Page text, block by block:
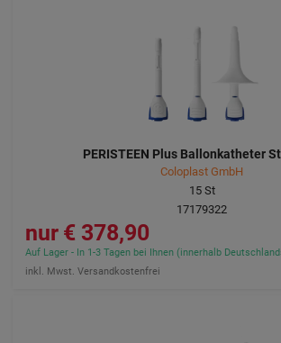
PERISTEEN Plus Ballonkatheter
Coloplast GmbH
15St
17179322
378,90 €
Auf Lager - In 1-3 Tagen bei Ihnen (innerhalb
inkl. Mwst. Versandkostenfrei